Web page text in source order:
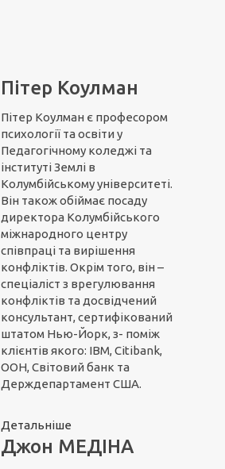
Пітер Коулман
Пітер Коулман є професором
психології та освіти у
Педагогічному коледжі та
інституті Землі в
Колумбійському університеті.
Він також обіймає посаду
директора Колумбійського
міжнародного центру
співпраці та вирішення
конфліктів. Окрім того, він –
спеціаліст з врегулювання
конфліктів та досвідчений
консультант, сертифікований
штатом Нью-Йорк, з- поміж
клієнтів якого: IBM, Citibank,
ООН, Світовий банк та
Держдепартамент США.
Детальніше
Джон МЕДІНА